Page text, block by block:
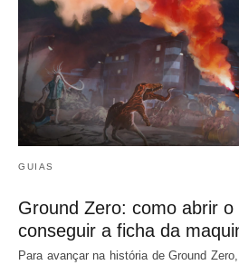
GUIAS
Ground Zero: como abrir o
conseguir a ficha da
Para avançar na história de Ground